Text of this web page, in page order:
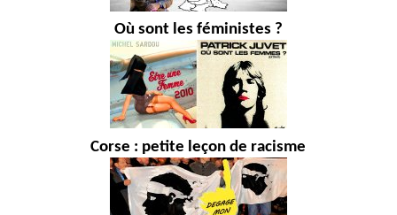
Où sont les féministes ?
Corse : petite leçon de racisme